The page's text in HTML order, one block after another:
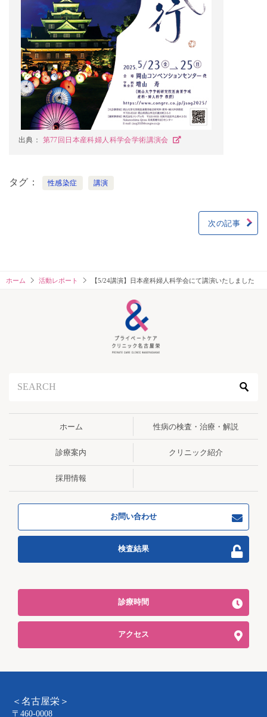
出典： 第77回日本産科婦人科学会学術講演会
タグ 性感染症 講演
ナ
ン
次の記事
ホーム 活動レポート 【5/24講演】日本産科婦人科学会にて講演いたしました
ホーム 性病の検査・治療・解説
診療案内 クリニック紹介
採用情報
お問い合わせ
検査結果
診療時間
アクセス
＜名古屋栄＞
〒460-0008